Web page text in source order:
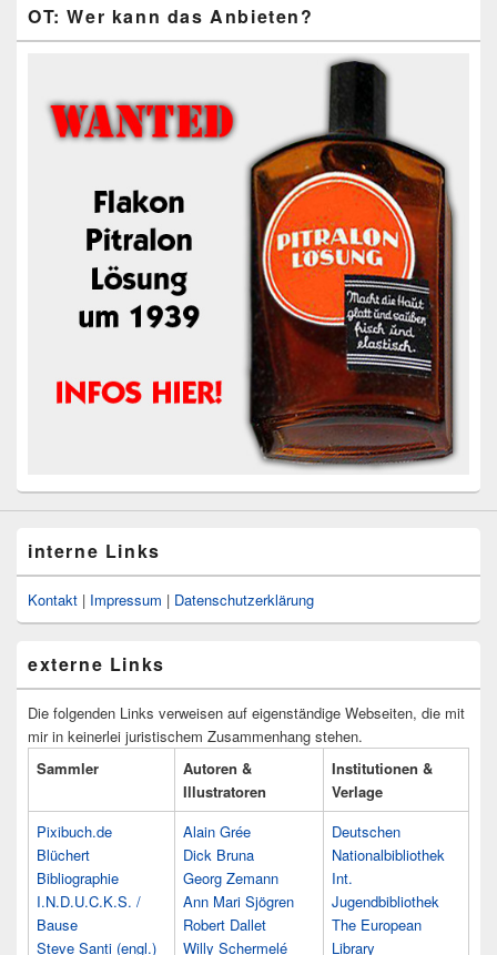
OT: Wer kann das Anbieten?
interne Links
Kontakt | Impressum | Datenschutzerklärung
externe Links
Die folgenden Links verweisen auf eigenständige Webseiten, die mit
mir in keinerlei juristischem Zusammenhang stehen.
Sammler
Autoren &
Illustratoren
Institutionen &
Verlage
Pixibuch.de
Blüchert
Bibliographie
I.N.D.U.C.K.S. /
Bause
Steve Santi (engl.)
Alain Grée
Dick Bruna
Georg Zemann
Ann Mari Sjögren
Robert Dallet
Willy Schermelé
Deutschen
Nationalbibliothek
Int.
Jugendbibliothek
The European
Library